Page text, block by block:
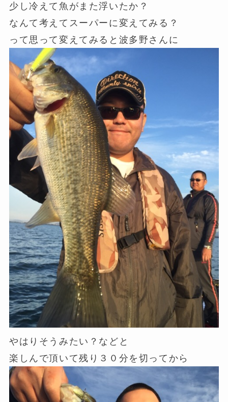
少し冷えて魚がまた浮いたか？
なんて考えてスーパーに変えてみる？
って思って変えてみると波多野さんに
やはりそうみたい？などと
楽しんで頂いて残り３０分を切ってから